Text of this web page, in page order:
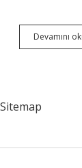
Devamını
Sitemap